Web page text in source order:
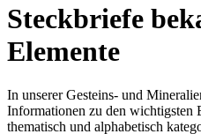
Steckbriefe
Elemente
In unserer Gesteins- und
Informationen zu den wichtigsten
thematisch und alphabetisch